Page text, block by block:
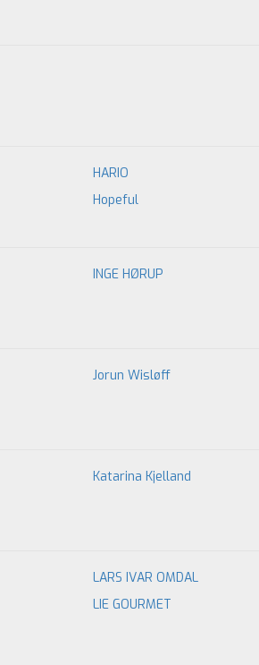
HARIO
Hopeful
INGE HØRUP
Jorun Wisløff
Katarina Kjelland
LARS IVAR OMDAL
LIE GOURMET